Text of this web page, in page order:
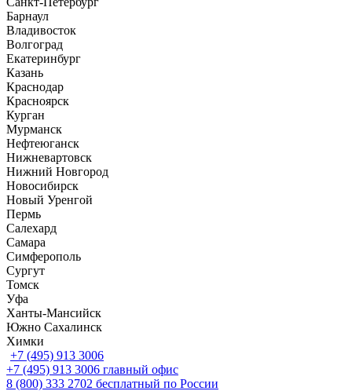
Барнаул
Владивосток
Волгоград
Екатеринбург
Казань
Краснодар
Красноярск
Курган
Мурманск
Нефтеюганск
Нижневартовск
Нижний Новгород
Новосибирск
Новый Уренгой
Пермь
Салехард
Самара
Симферополь
Сургут
Томск
Уфа
Ханты-Мансийск
Южно Сахалинск
Химки
+7 (495) 913 3006
+7 (495) 913 3006 главный офис
8 (800) 333 2702 бесплатный по России